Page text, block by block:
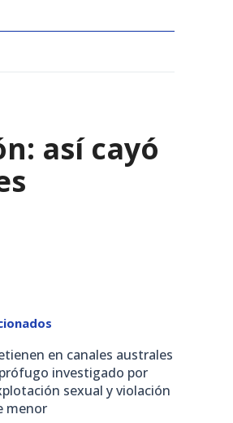
así cayó
en canales australes
investigado por
sexual y violación
menor